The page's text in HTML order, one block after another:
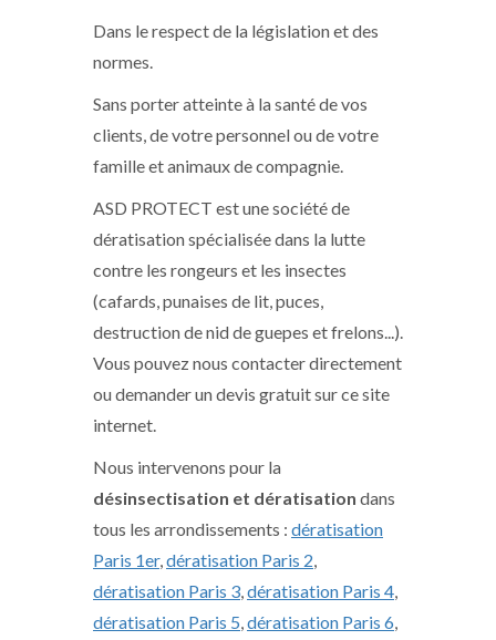
Dans le respect de la législation et des
normes.
Sans porter atteinte à la santé de vos
clients, de votre personnel ou de votre
famille et animaux de compagnie.
ASD PROTECT est une société de
dératisation spécialisée dans la lutte
contre les rongeurs et les insectes
(cafards, punaises de lit, puces,
destruction de nid de guepes et frelons...).
Vous pouvez nous contacter directement
ou demander un devis gratuit sur ce site
internet.
Nous intervenons pour la
désinsectisation et dératisation dans
tous les arrondissements : dératisation
Paris 1er,dératisation Paris 2,
dératisation Paris 3,dératisation Paris 4,
dératisation Paris 5,dératisation Paris 6,